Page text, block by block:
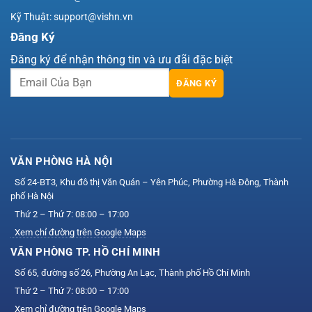
Kỹ Thuật: support@vishn.vn
Đăng Ký
Đăng ký để nhận thông tin và ưu đãi đặc biệt
ĐĂNG KÝ
VĂN PHÒNG HÀ NỘI
Số 24-BT3, Khu đô thị Văn Quán – Yên Phúc, Phường Hà Đông, Thành
phố Hà Nội
Thứ 2 – Thứ 7: 08:00 – 17:00
Xem chỉ đường trên Google Maps
VĂN PHÒNG TP. HỒ CHÍ MINH
Số 65, đường số 26, Phường An Lạc, Thành phố Hồ Chí Minh
Thứ 2 – Thứ 7: 08:00 – 17:00
Xem chỉ đường trên Google Maps